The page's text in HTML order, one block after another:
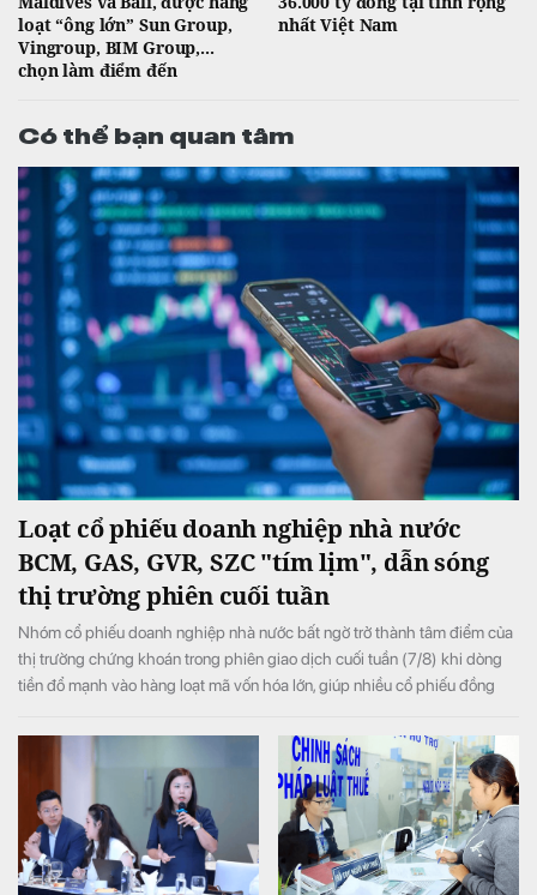
loạt “ông lớn” Sun Group,
Vingroup, BIM Group,...
chọn làm điểm đến
nhất Việt Nam
Có thể bạn quan tâm
Loạt cổ phiếu doanh nghiệp nhà nước
BCM, GAS, GVR, SZC "tím lịm", dẫn sóng
thị trường phiên cuối tuần
Nhóm cổ phiếu doanh nghiệp nhà nước bất ngờ trở thành tâm điểm của
thị trường chứng khoán trong phiên giao dịch cuối tuần (7/8) khi dòng
tiền đổ mạnh vào hàng loạt mã vốn hóa lớn, giúp nhiều cổ phiếu đồng
trong sắc đỏ.